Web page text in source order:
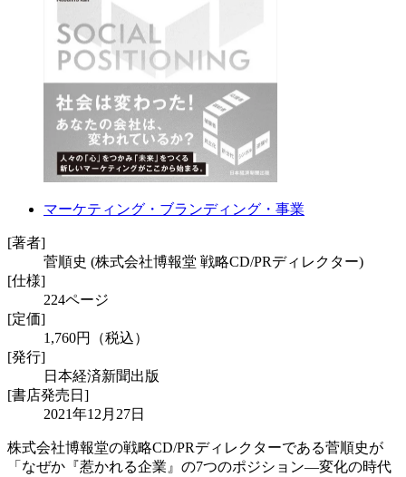
マーケティング・ブランディング・事業
[著者]
菅順史 (株式会社博報堂 戦略CD/PRディレクター)
[仕様]
224ページ
[定価]
1,760円（税込）
[発行]
日本経済新聞出版
[書店発売日]
2021年12月27日
株式会社博報堂の戦略CD/PRディレクターである菅順史が
「なぜか『惹かれる企業』の7つのポジション―変化の時代